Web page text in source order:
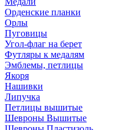
Орденские планки
Орлы
Пуговицы
Угол-флаг на берет
Футляры к медалям
Эмблемы, петлицы
Якоря
Нашивки
Липучка
Петлицы вышитые
Шевроны Вышитые